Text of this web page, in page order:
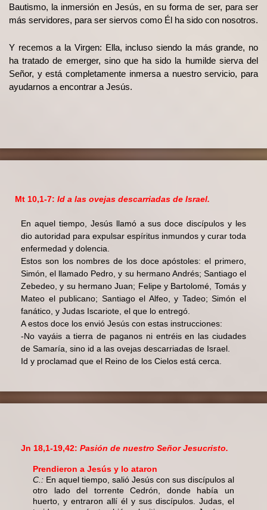
Bautismo, la inmersión en Jesús, en su forma de ser, para ser
más servidores, para ser siervos como Él ha sido con nosotros.
Y recemos a la Virgen: Ella, incluso siendo la más grande, no
ha tratado de emerger, sino que ha sido la humilde sierva del
Señor, y está completamente inmersa a nuestro servicio, para
ayudarnos a encontrar a Jesús.
Mt 10,1-7: Id a las ovejas descarriadas de Israel.
En aquel tiempo, Jesús llamó a sus doce discípulos y les
dio autoridad para expulsar espíritus inmundos y curar toda
enfermedad y dolencia.
Estos son los nombres de los doce apóstoles: el primero,
Simón, el llamado Pedro, y su hermano Andrés; Santiago el
Zebedeo, y su hermano Juan; Felipe y Bartolomé, Tomás y
Mateo el publicano; Santiago el Alfeo, y Tadeo; Simón el
fanático, y Judas Iscariote, el que lo entregó.
A estos doce los envió Jesús con estas instrucciones:
-No vayáis a tierra de paganos ni entréis en las ciudades
de Samaría, sino id a las ovejas descarriadas de Israel.
Id y proclamad que el Reino de los Cielos está cerca.
Jn 18,1-19,42: Pasión de nuestro Señor Jesucristo.
Prendieron a Jesús y lo ataron
C.:En aquel tiempo, salió Jesús con sus discípulos al
otro lado del torrente Cedrón, donde había un
huerto, y entraron allí él y sus dis­cípulos. Judas, el